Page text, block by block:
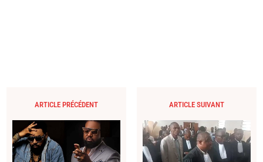
ARTICLE PRÉCÉDENT ARTICLE SUIVANT